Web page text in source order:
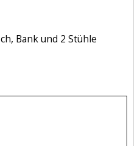
Bank und 2 Stühle